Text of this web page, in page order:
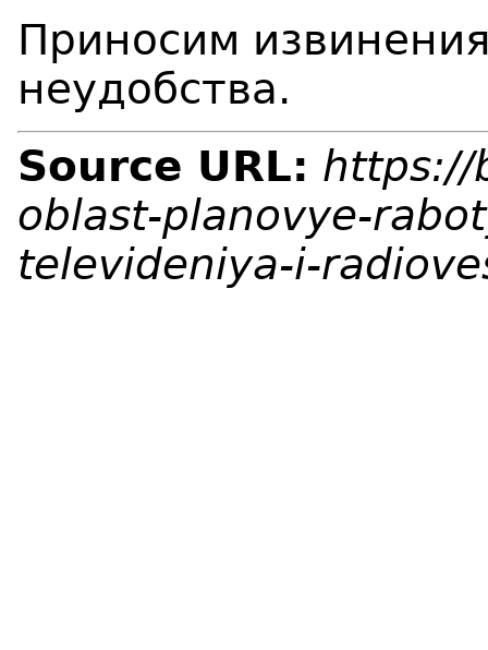
Приносим
неудобства.
Source URL: https://
oblast-planovye-
televideniya-i-